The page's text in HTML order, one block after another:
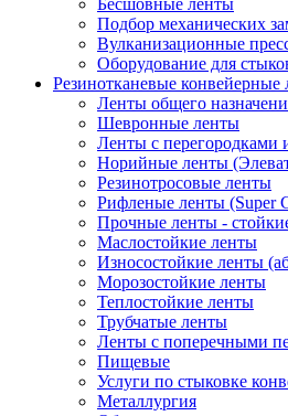
Подбор механических
Вулканизационные
Оборудование для
Резинотканевые конвейерные
Ленты общего
Шевронные ленты
Ленты с перегородками
Норийные ленты
Резинотросовые ленты
Рифленые ленты (Super
Прочные ленты -
Маслостойкие ленты
Износостойкие ленты
Морозостойкие ленты
Теплостойкие ленты
Трубчатые ленты
Ленты с поперечными
Пищевые
Услуги по стыковке
Металлургия